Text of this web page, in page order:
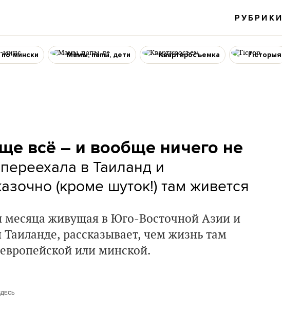
РУБРИКИ
мински Мамы, папы, дети Квартиросъемка Гісторыя
всё – и вообще ничего не
в Таиланд и
(кроме шуток!) там живется
месяца живущая в Юго-Восточной Азии и
рассказывает, чем жизнь там
или минской.